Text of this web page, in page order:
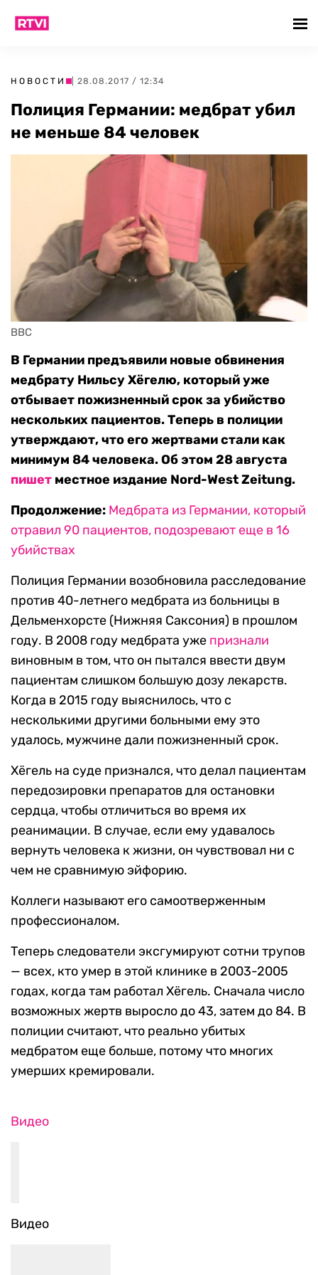
НОВОСТИ | 28.08.2017 / 12:34
Полиция Германии: медбрат убил
не меньше 84 человек
BBC
В Германии предъявили новые обвинения
медбрату Нильсу Хёгелю, который уже
отбывает пожизненный срок за убийство
нескольких пациентов. Теперь в полиции
утверждают, что его жертвами стали как
минимум 84 человека. Об этом 28 августа
пишет местное издание Nord-West Zeitung.
Продолжение: Медбрата из Германии, который
отравил 90 пациентов, подозревают еще в 16
убийствах
Полиция Германии возобновила расследование
против 40-летнего медбрата из больницы в
Дельменхорсте (Нижняя Саксония) в прошлом
году. В 2008 году медбрата уже признали
виновным в том, что он пытался ввести двум
пациентам слишком большую дозу лекарств.
Когда в 2015 году выяснилось, что с
несколькими другими больными ему это
удалось, мужчине дали пожизненный срок.
Хёгель на суде признался, что делал пациентам
передозировки препаратов для остановки
сердца, чтобы отличиться во время их
реанимации. В случае, если ему удавалось
вернуть человека к жизни, он чувствовал ни с
чем не сравнимую эйфорию.
Коллеги называют его самоотверженным
профессионалом.
Теперь следователи эксгумируют сотни трупов
— всех, кто умер в этой клинике в 2003-2005
годах, когда там работал Хёгель. Сначала число
возможных жертв выросло до 43, затем до 84. В
полиции считают, что реально убитых
медбратом еще больше, потому что многих
умерших кремировали.
Видео
Видео